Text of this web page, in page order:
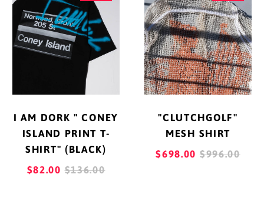
DORK
"
CONEY
ISLAND
PRINT
(BLACK)
I AM DORK " CONEY
ISLAND PRINT T-
SHIRT" (BLACK)
$82.00 REGULAR
$136.00
SHIRT
"CLUTCHGOLF"
MESH SHIRT
$698.00 REGULAR
$996.00
クリスマス島 (AUD $)
クロアチア (EUR €)
グアテマラ (GTQ Q)
グアドループ (EUR €)
kr.)
グレナダ (XCD $)
ケイマン諸島 (KYD $)